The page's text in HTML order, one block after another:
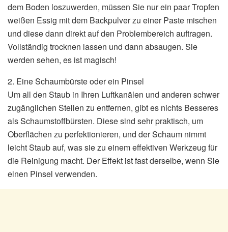
dem Boden loszuwerden, müssen Sie nur ein paar Tropfen
weißen Essig mit dem Backpulver zu einer Paste mischen
und diese dann direkt auf den Problembereich auftragen.
Vollständig trocknen lassen und dann absaugen. Sie
werden sehen, es ist magisch!
2. Eine Schaumbürste oder ein Pinsel
Um all den Staub in Ihren Luftkanälen und anderen schwer
zugänglichen Stellen zu entfernen, gibt es nichts Besseres
als Schaumstoffbürsten. Diese sind sehr praktisch, um
Oberflächen zu perfektionieren, und der Schaum nimmt
leicht Staub auf, was sie zu einem effektiven Werkzeug für
die Reinigung macht. Der Effekt ist fast derselbe, wenn Sie
einen Pinsel verwenden.